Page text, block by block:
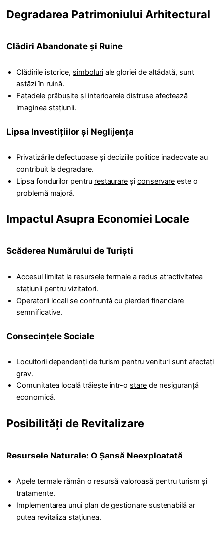
Degradarea Patrimoniului Arhitectural
Clădiri Abandonate și Ruine
Clădirile istorice, simboluri ale gloriei de altădată, sunt
astăziîn ruină.
Fațadele prăbușite și interioarele distruse afectează
imaginea stațiunii.
Lipsa Investițiilor și Neglijența
Privatizările defectuoase și deciziile politice inadecvate au
contribuit la degradare.
Lipsa fondurilor pentru restaurare și conservare este o
problemă majoră.
Impactul Asupra Economiei Locale
Scăderea Numărului de Turiști
Accesul limitat la resursele termale a redus atractivitatea
stațiunii pentru vizitatori.
Operatorii locali se confruntă cu pierderi financiare
semnificative.
Consecințele Sociale
Locuitorii dependenți de turism pentru venituri sunt afectați
grav.
Comunitatea locală trăiește într-o stare de nesiguranță
economică.
Posibilități de Revitalizare
Resursele Naturale: O Șansă Neexploatată
Apele termale rămân o resursă valoroasă pentru turism și
tratamente.
Implementarea unui plan de gestionare sustenabilă ar
putea revitaliza stațiunea.